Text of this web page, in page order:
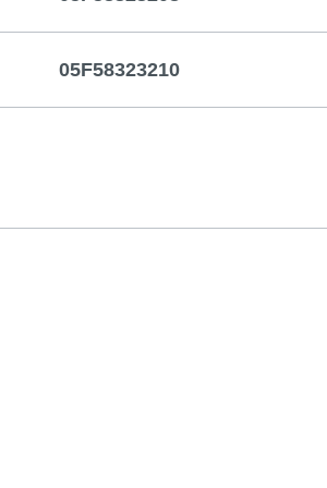
05F58323210